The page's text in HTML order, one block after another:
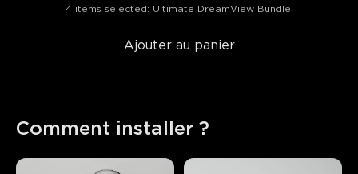
4 items selected: Ultimate DreamView Bundle.
Ajouter au panier
Comment installer ?